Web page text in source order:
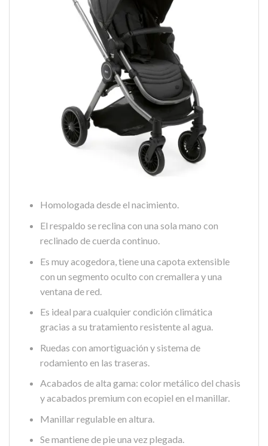
Homologada desde el nacimiento.
El respaldo se reclina con una sola mano con
reclinado de cuerda continuo.
Es muy acogedora, tiene una capota extensible
con un segmento oculto con cremallera y una
ventana de red.
Es ideal para cualquier condición climática
gracias a su tratamiento resistente al agua.
Ruedas con amortiguación y sistema de
rodamiento en las traseras.
Acabados de alta gama: color metálico del chasis
y acabados premium con ecopiel en el manillar.
Manillar regulable en altura.
Se mantiene de pie una vez plegada.